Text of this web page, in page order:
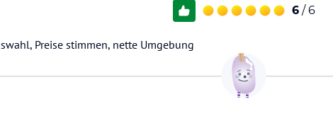
6 / 6
Preise stimmen, nette Umgebung